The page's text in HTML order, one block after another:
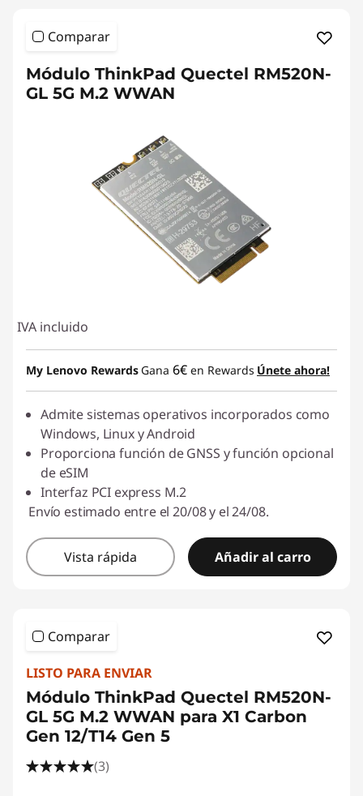
Comparar
Módulo ThinkPad Quectel RM520N-
GL 5G M.2 WWAN
IVA incluido
My Lenovo Rewards Gana 6€ en Rewards Únete ahora!
Admite sistemas operativos incorporados como
Windows, Linux y Android
Proporciona función de GNSS y función opcional
de eSIM
Interfaz PCI express M.2
Envío estimado entre el 20/08 y el 24/08.
Vista rápida Añadir al carro
Comparar
LISTO PARA ENVIAR
Módulo ThinkPad Quectel RM520N-
GL 5G M.2 WWAN para X1 Carbon
Gen 12/T14 Gen 5
(3)